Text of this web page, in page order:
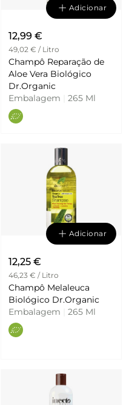
Adicionar
12,99 €
49,02 € / Litro
Champô Reparação de
Aloe Vera Biológico
Dr.Organic
Embalagem
265 Ml
Adicionar
12,25 €
46,23 € / Litro
Champô Melaleuca
Biológico Dr.Organic
Embalagem
265 Ml